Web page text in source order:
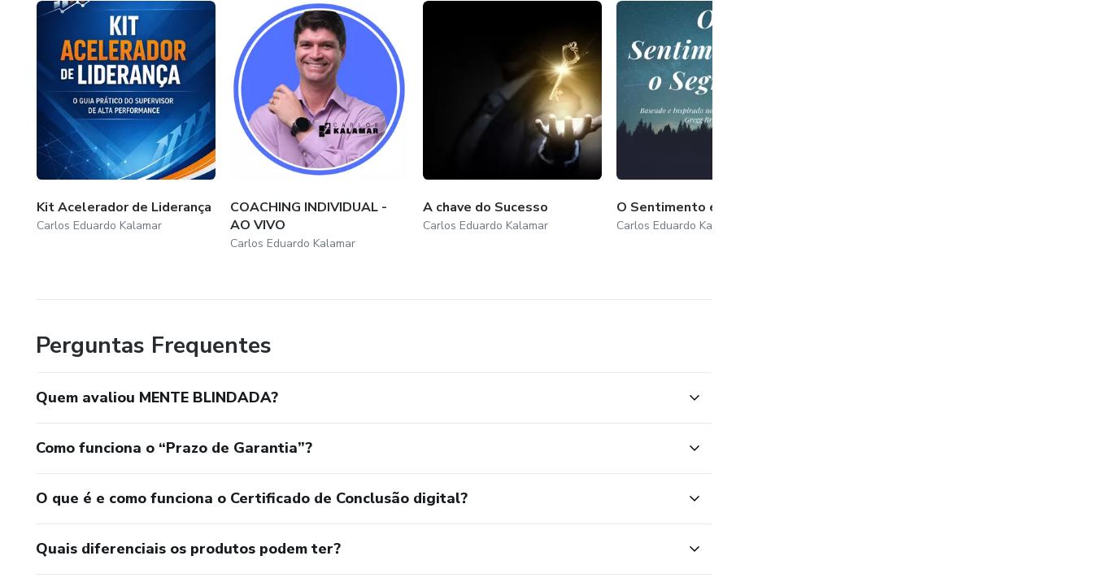
passarem pelo que passei, quero mostrar que sempre um lado bom de tudo o que nos acontece, Nada é por acaso,
logo após me preparar e ficar mais forte emocionalmente tive minha casa destruída por um temporal, consegui
reconstruí-la, meses depois perdi meu irmão que tinha apenas 35 anos de idade, sofri o luto mas sempre procurando
resignificar a vida dele e hoje lembro com alegria do meu irmão amado, e para completar, 1 mês após perder meu
irmão, meu relacionamento de 18 anos acabou, levei um fora. E mesmo com tudo isto, hoje sou uma pessoa melhor,
estou em outro relacionamento, um relacionamento espetacular, a casa foi reconstruída, e consigo lembrar do meu irão
com alegria, tudo isto porque trabalhei minha musculatura emocional e é isso que eu quero pra você. Uma vida plena,
feliz e cheia de realizações, quero te mostrar que o poder está em você, meu papel é te mostrar a chave, porém é
você quem precisa tomar a decisão de abrir a porta.
Kit Acelerador de Liderança
Carlos Eduardo Kalamar
COACHING INDIVIDUAL -
AO VIVO
Carlos Eduardo Kalamar
A chave do Sucesso
Carlos Eduardo Kalamar
O Sentimento é o Segredo
Carlos Eduardo Kalamar
Perguntas Frequentes
Quem avaliou MENTE BLINDADA?
Como funciona o “Prazo de Garantia”?
O que é e como funciona o Certificado de Conclusão digital?
Quais diferenciais os produtos podem ter?